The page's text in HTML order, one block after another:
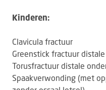
Kinderen:
Clavicula fractuur
Greenstick fractuur
Torusfractuur distale
Spaakverwonding (met